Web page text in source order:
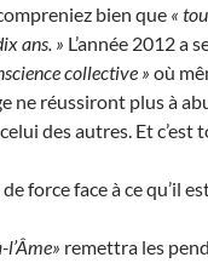
bien que «
ans. » L’année 2012 a
collective » où
ne réussiront plus à
des autres. Et c’est
force face à ce qu’il
l’Âme» remettra les